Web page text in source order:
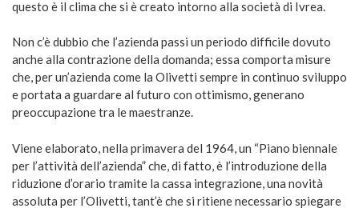
questo è il clima che si è creato intorno alla società di Ivrea.
Non c’è dubbio che l’azienda passi un periodo difficile dovuto
anche alla contrazione della domanda; essa comporta misure
che, per un’azienda come la Olivetti sempre in continuo sviluppo
e portata a guardare al futuro con ottimismo, generano
preoccupazione tra le maestranze.
Viene elaborato, nella primavera del 1964, un “Piano biennale
per l’attività dell’azienda” che, di fatto, è l’introduzione della
riduzione d’orario tramite la cassa integrazione, una novità
assoluta per l’Olivetti, tant’è che si ritiene necessario spiegare